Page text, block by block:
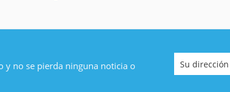
y no se pierda ninguna noticia o